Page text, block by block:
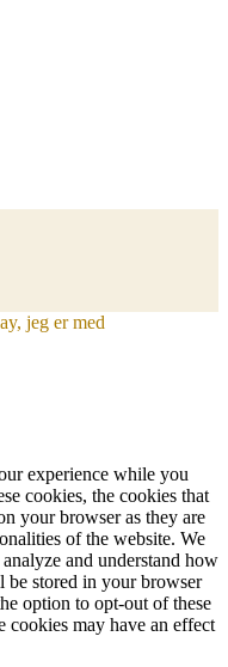
jeg er med
experience while you
cookies, the cookies that
your browser as they are
of the website. We
and understand how
be stored in your browser
option to opt-out of these
cookies may have an effect